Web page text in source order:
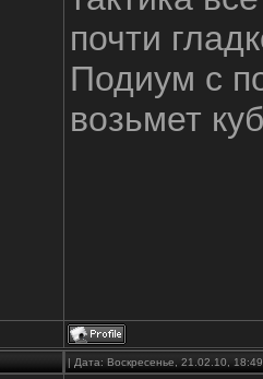
почти
Подиум с
возьмет
| Дата: Воскресенье, 21.02.10,